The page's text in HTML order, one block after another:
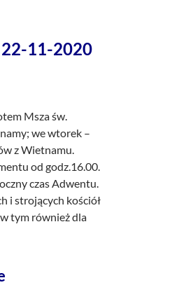
11-2020
Msza św.
we wtorek –
z Wietnamu.
od godz.16.00.
czas Adwentu.
i strojących kościół
tym również dla